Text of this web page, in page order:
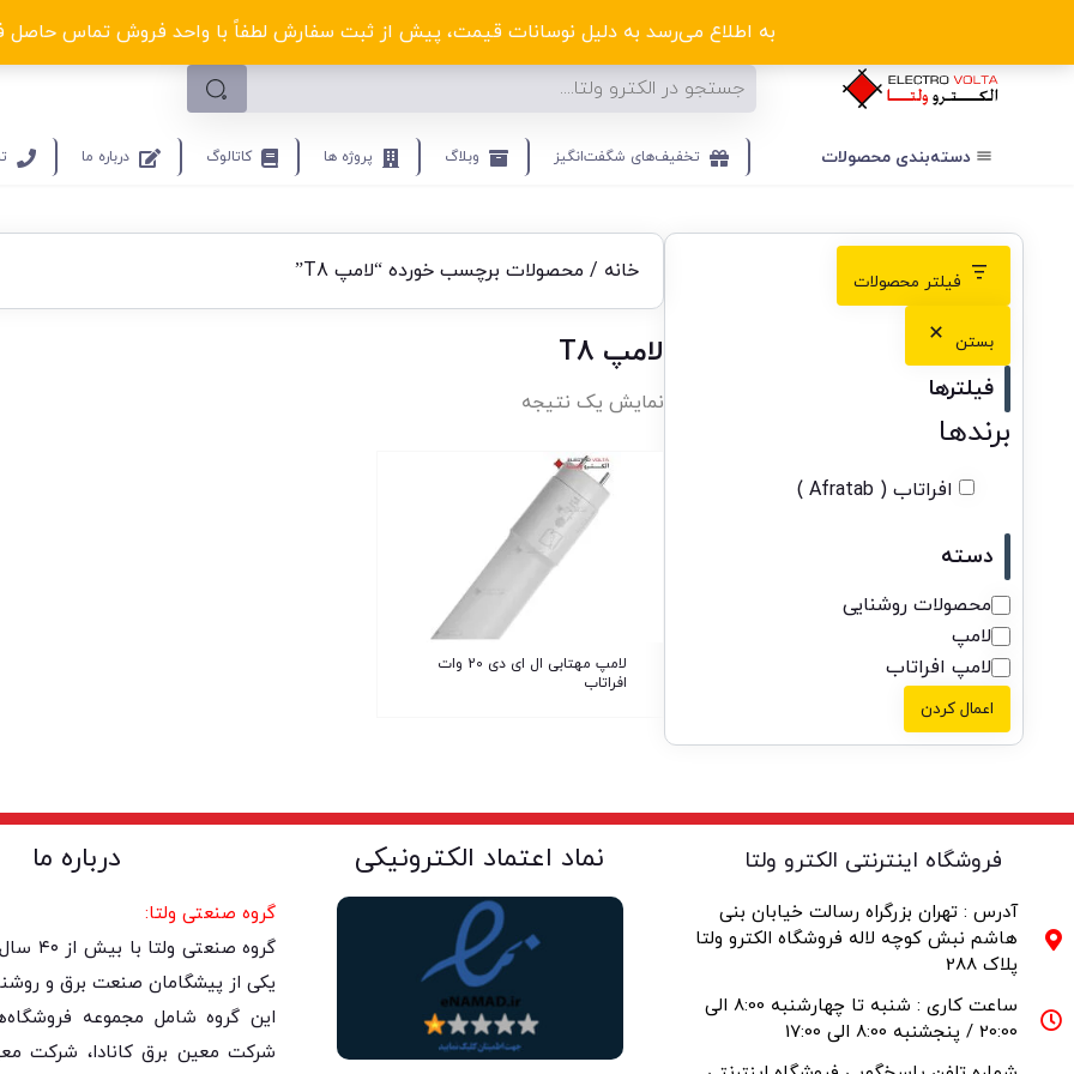
به اطلاع می‌رسد به دلیل نوسانات قیمت، پیش از ثبت سفارش لطفاً با واحد فروش تماس حاصل
الکترو ولتا با تخفیف‌های شگفت‌انگیز! کلیک کنید
دسته‌بندی‌ محصولات تخفیف‌های شگفت‌انگیز وبلاگ پروژه ها کاتالوگ درباره ما
فیلتر محصولات
بستن
فیلترها
برندها
افراتاب ( Afratab )
دسته
محصولات روشنایی
لامپ
لامپ افراتاب
اعمال کردن
خانه / محصولات برچسب خورده “لامپ T8”
لامپ T8
نمایش یک نتیجه
لامپ مهتابی ال ای دی 20 وات
افراتاب
فروشگاه اینترنتی الکترو ولتا
آدرس : تهران بزرگراه رسالت خیابان بنی
هاشم نبش کوچه لاله فروشگاه الکترو ولتا
پلاک 288
ساعت کاری : شنبه تا چهارشنبه 8:00 الی
20:00 / پنجشنبه 8:00 الی 17:00
نماد اعتماد الکترونیکی درباره ما
گروه صنعتی ولتا:
گروه
یکی از پیشگامان صنعت برق و
این گروه شامل مجموعه
شرکت معین برق کانادا، شرکت